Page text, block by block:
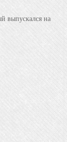
выпускался на